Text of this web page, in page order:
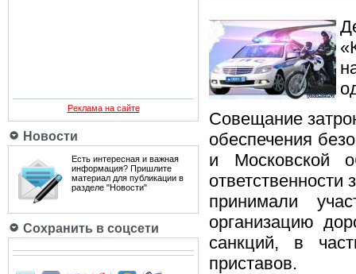
Реклама на сайте
Новости
Есть интересная и важная
информация? Пришлите
материал для публикации в
разделе "Новости"
Сохранить в соцсети
Совещание
обеспечения
и Московской
принимали
организацию
санкций, в
приставов.